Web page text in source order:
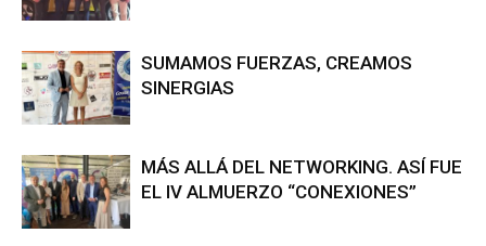
SUMAMOS FUERZAS, CREAMOS
SINERGIAS
MÁS ALLÁ DEL NETWORKING. ASÍ FUE
EL IV ALMUERZO “CONEXIONES”